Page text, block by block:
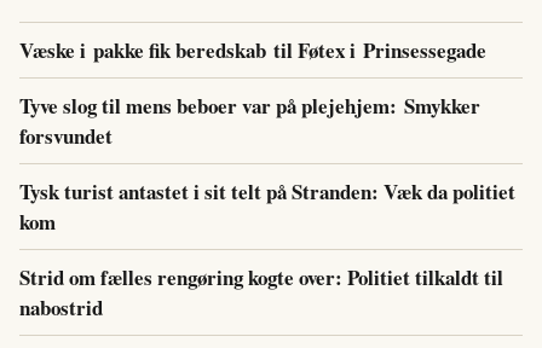
Væske i pakke fik beredskab til Føtex i Prinsessegade
Tyve slog til mens beboer var på plejehjem: Smykker
forsvundet
Tysk turist antastet i sit telt på Stranden: Væk da politiet
kom
Strid om fælles rengøring kogte over: Politiet tilkaldt til
nabostrid